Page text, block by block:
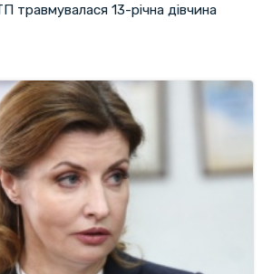
травмувалася 13-річна дівчина